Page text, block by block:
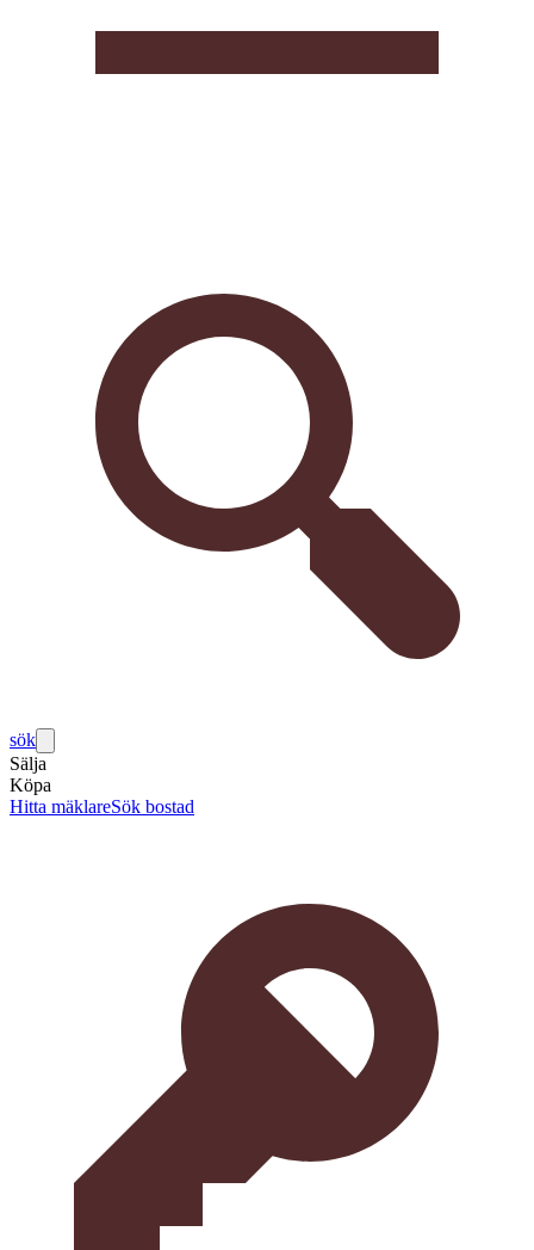
sök
Sälja
Köpa
Hitta mäklareSök bostad